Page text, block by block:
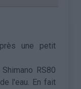
une petit
RS80
l'eau. En fait